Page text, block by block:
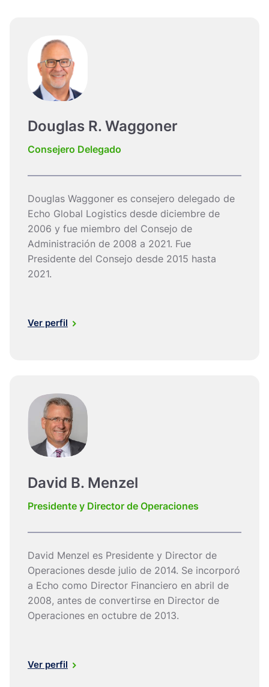
Douglas R. Waggoner
Consejero Delegado
Douglas Waggoner es consejero delegado de
Echo Global Logistics desde diciembre de
2006 y fue miembro del Consejo de
Administración de 2008 a 2021. Fue
Presidente del Consejo desde 2015 hasta
2021.
Ver perfil
David B. Menzel
Presidente y Director de Operaciones
David Menzel es Presidente y Director de
Operaciones desde julio de 2014. Se incorporó
a Echo como Director Financiero en abril de
2008, antes de convertirse en Director de
Operaciones en octubre de 2013.
Ver perfil